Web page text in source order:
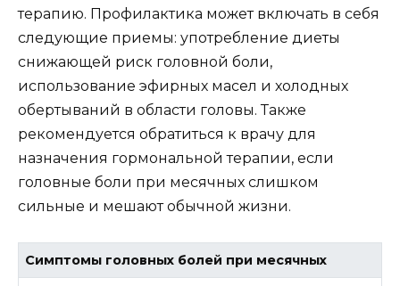
терапию. Профилактика может включать в себя
следующие приемы: употребление диеты
снижающей риск головной боли,
использование эфирных масел и холодных
обертываний в области головы. Также
рекомендуется обратиться к врачу для
назначения гормональной терапии, если
головные боли при месячных слишком
сильные и мешают обычной жизни.
Симптомы головных болей при месячных